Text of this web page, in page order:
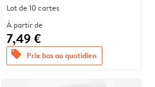
Lot de 10 cartes
À partir de
7,49 €
offers Prix bas au quotidien